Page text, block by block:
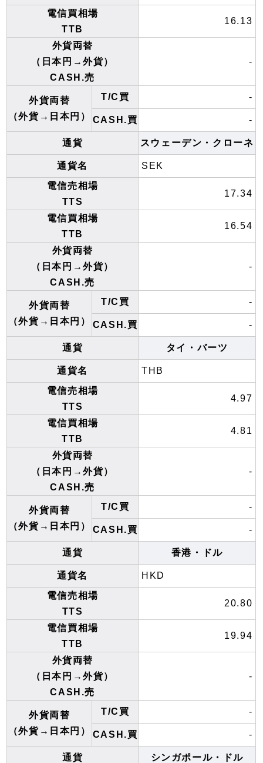
電信買相場
TTB
16.13
外貨両替
（日本円→外貨）
CASH.売
-
外貨両替
（外貨→日本円）
T/C買 -
CASH.買 -
通貨 スウェーデン・クローネ
通貨名
SEK
電信売相場
TTS
17.34
電信買相場
TTB
16.54
外貨両替
（日本円→外貨）
CASH.売
-
外貨両替
（外貨→日本円）
T/C買 -
CASH.買 -
通貨 タイ・バーツ
通貨名
THB
電信売相場
TTS
4.97
電信買相場
TTB
4.81
外貨両替
（日本円→外貨）
CASH.売
-
外貨両替
（外貨→日本円）
T/C買 -
CASH.買 -
通貨 香港・ドル
通貨名
HKD
電信売相場
TTS
20.80
電信買相場
TTB
19.94
外貨両替
（日本円→外貨）
CASH.売
-
外貨両替
（外貨→日本円）
T/C買 -
CASH.買 -
通貨 シンガポール・ドル